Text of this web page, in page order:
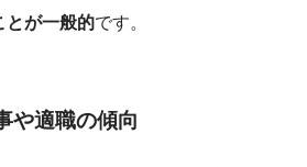
とが一般的です。
や適職の傾向